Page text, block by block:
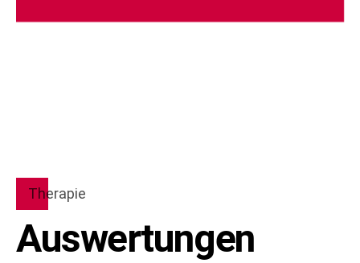
Therapie
Auswertungen